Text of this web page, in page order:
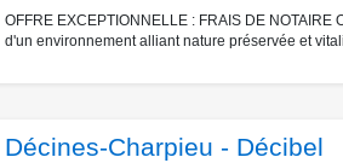
OFFRE EXCEPTIONNELLE : FRAIS DE
d'un environnement alliant nature préservée et
Décines-Charpieu - Décibel